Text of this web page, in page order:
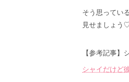
そう思ってい
見せましょう
【参考記事
シャイだけど